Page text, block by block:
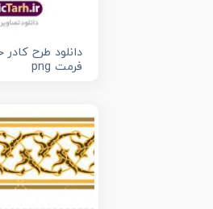
دانلود طرح
فرمت png